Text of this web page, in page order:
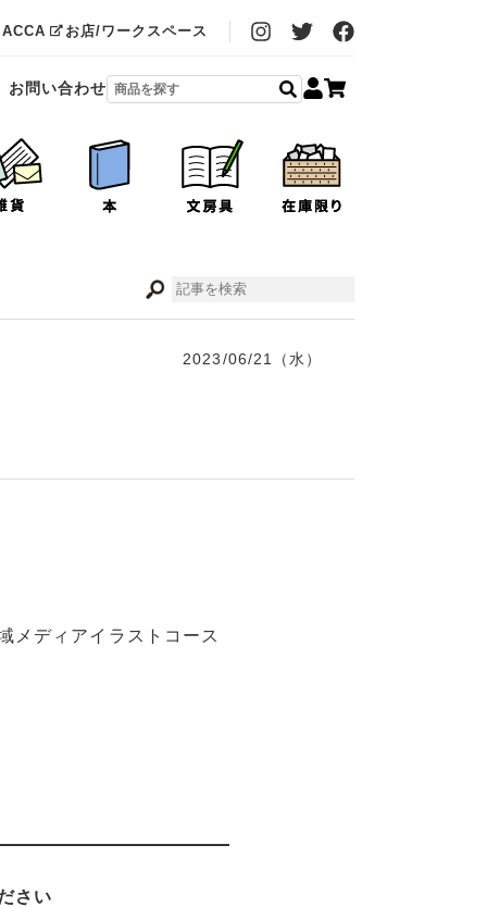
お店/ワークスペース
お問い合わせ
2023/06/21（水）
メディアイラストコース
さい